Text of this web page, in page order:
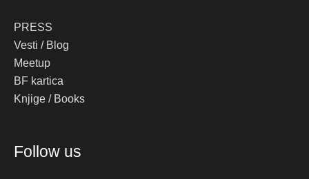
PRESS
Vesti / Blog
Meetup
BF kartica
Knjige / Books
Follow us